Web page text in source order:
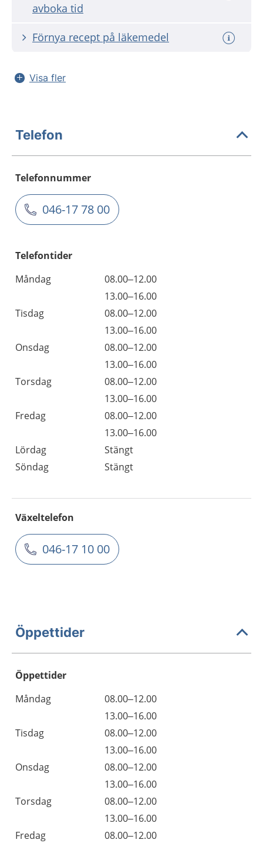
avboka tid
Förnya recept på läkemedel
Visa fler
Telefon
Telefonnummer
046-17 78 00
Telefontider
Måndag
08.00–12.00
13.00–16.00
Tisdag
08.00–12.00
13.00–16.00
Onsdag
08.00–12.00
13.00–16.00
Torsdag
08.00–12.00
13.00–16.00
Fredag
08.00–12.00
13.00–16.00
Lördag
Stängt
Söndag
Stängt
Växeltelefon
046-17 10 00
Öppettider
Öppettider
Dag
Öppettider
Kommentarer
Måndag
08.00–12.00
13.00–16.00
Tisdag
08.00–12.00
13.00–16.00
Onsdag
08.00–12.00
13.00–16.00
Torsdag
08.00–12.00
13.00–16.00
Fredag
08.00–12.00